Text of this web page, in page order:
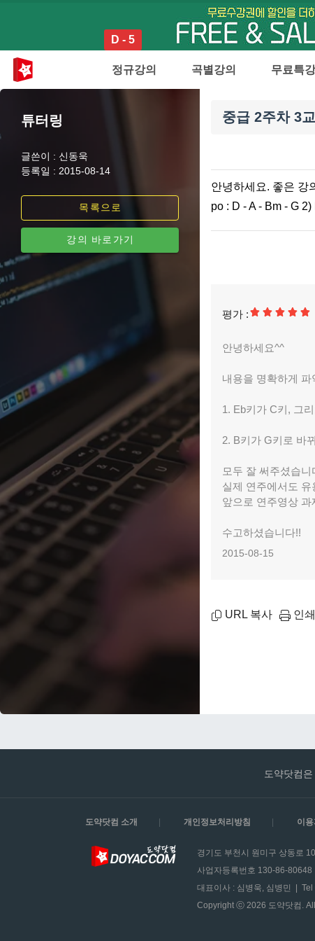
D - 5
정규강의 곡별강의 무료특강
튜터링
글쓴이 : 신동욱
등록일 : 2015-08-14
목록으로
강의 바로가기
중급 2주차 3
안녕하세요. 좋은 강
po : D - A - Bm - G
평가 :
안녕하세요^^
내용을 명확하게
1. Eb키가 C키, 그
2. B키가 G키로 바
모두 잘 써주셨습니
실제 연주에서도
앞으로 연주영상
수고하셨습니다!!
2015-08-15
URL 복사 인쇄
도약닷컴
도약닷컴 소개 개인정보처리방침 이
경기도 부천시 원미구 상동로
사업자등록번호 130-86-
대표이사 : 심병욱, 심병민 |
Copyright ⓒ 2026 도약닷컴.